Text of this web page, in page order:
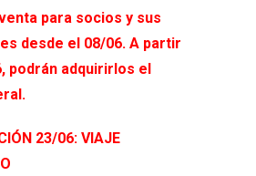
para socios y sus
desde el 08/06. A partir
podrán adquirirlos el
23/06: VIAJE